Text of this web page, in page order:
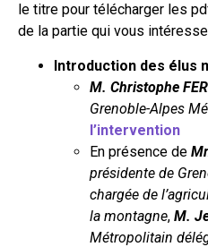
le titre pour télécharger les
de la partie qui vous
Introduction des élus
M. Christophe
Grenoble-Alpes
l’intervention
En présence de
présidente de
chargée de
la montagne, M.
Métropolitain